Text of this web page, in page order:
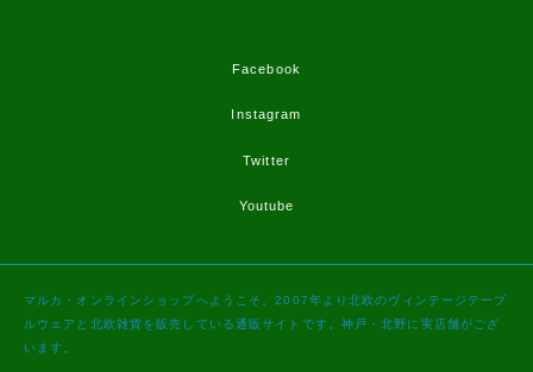
Facebook
Instagram
Twitter
Youtube
マルカ・オンラインショップへようこそ。2007年より北欧のヴィンテージテーブ
ルウェアと北欧雑貨を販売している通販サイトです。神戸・北野に実店舗がござ
います。